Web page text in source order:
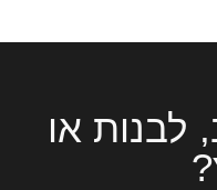
לבנות או